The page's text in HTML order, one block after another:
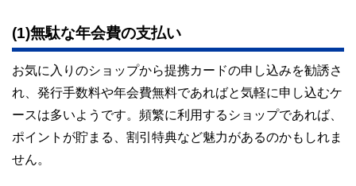
(1)無駄な年会費の支払い
お気に入りのショップから提携カードの申し込みを勧誘さ
れ、発行手数料や年会費無料であればと気軽に申し込むケ
ースは多いようです。頻繁に利用するショップであれば、
ポイントが貯まる、割引特典など魅力があるのかもしれま
せん。